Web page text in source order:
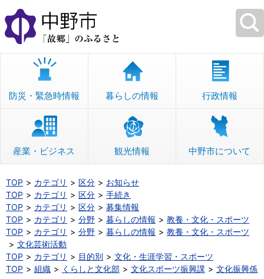
本
文
へ
移
防災・緊急時情報 暮らしの情報 行政情報
産業・ビジネス 観光情報 中野市について
TOP カテゴリ 区分
お知らせ
TOP
カテゴリ 区分
手続き
TOP
カテゴリ 区分
募集情報
TOP
カテゴリ 分野 暮らしの情報
教養・文化・スポーツ
TOP
カテゴリ 分野 暮らしの情報
教養・文化・スポーツ
文化芸術活動
TOP
カテゴリ 目的別
文化・生涯学習・スポーツ
TOP
組織 くらしと文化部 文化スポーツ振興課 文化振興係